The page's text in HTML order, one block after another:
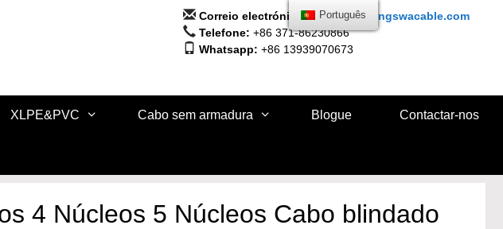
Correio electrónico:info@huadongswacable.com
Telefone: +86 371-86230866
Whatsapp: +86 13939070673
XLPE&PVC Cabo sem armadura Blogue Contactar-nos
4 Núcleos 5 Núcleos Cabo blindado
Português